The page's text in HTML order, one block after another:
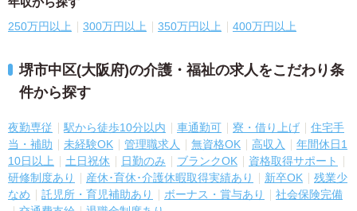
250万円以上 300万円以上 350万円以上 400万円以上
堺市中区(大阪府)の介護・福祉の求人をこだわり条
件から探す
夜勤専従 駅から徒歩10分以内 車通勤可 寮・借り上げ
住宅手
当・補助
未経験OK 管理職求人 無資格OK 高収入
年間休日1
10日以上
土日祝休 日勤のみ ブランクOK
資格取得サポート
研修制度あり
産休･育休･介護休暇取得実績あり 新卒OK
残業少
なめ
託児所・育児補助あり ボーナス・賞与あり
社会保険完備